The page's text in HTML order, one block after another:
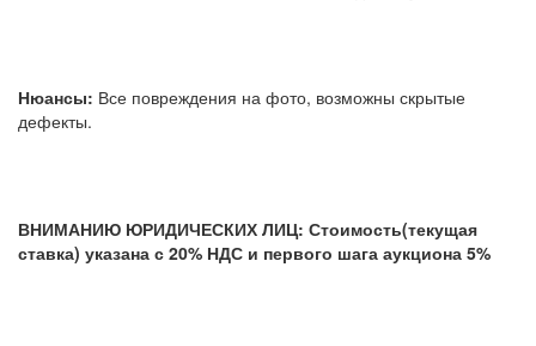
Нюансы: Все повреждения на фото, возможны скрытые
дефекты.
ВНИМАНИЮ ЮРИДИЧЕСКИХ ЛИЦ: Стоимость(текущая
ставка) указана с 20% НДС и первого шага аукциона 5%